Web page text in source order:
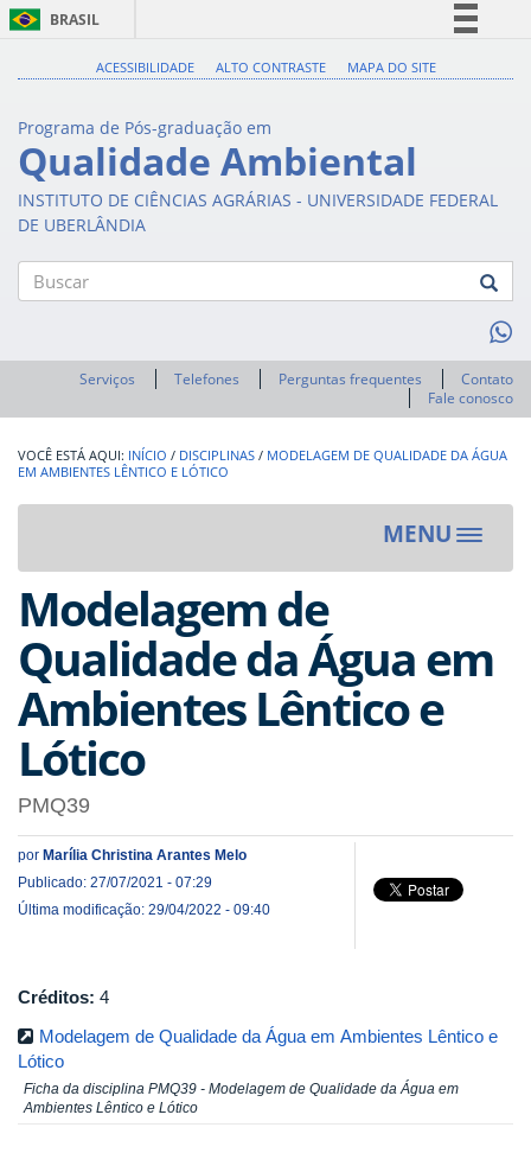
BRASIL
Acesso à informação
Legislação
ACESSIBILIDADE ALTO CONTRASTE MAPA DO SITE
Programa de Pós-graduação em
Qualidade Ambiental
INSTITUTO DE CIÊNCIAS AGRÁRIAS - UNIVERSIDADE FEDERAL
DE UBERLÂNDIA
Serviços Telefones Perguntas frequentes
Contato
Fale conosco
INÍCIO / DISCIPLINAS / MODELAGEM DE QUALIDADE DA ÁGUA
EM AMBIENTES LÊNTICO E LÓTICO
MENU
Toggle
Modelagem de
Qualidade da Água em
Ambientes Lêntico e
Lótico
PMQ39
por Marília Christina Arantes Melo
Publicado: 27/07/2021 - 07:29
Última modificação: 29/04/2022 - 09:40
Créditos: 4
Modelagem de Qualidade da Água em Ambientes Lêntico e
Lótico
Ficha da disciplina PMQ39 - Modelagem de Qualidade da Água em
Ambientes Lêntico e Lótico